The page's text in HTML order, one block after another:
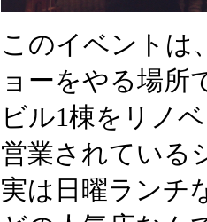
このイベントは
ョーをやる場所
ビル1棟をリノ
営業されている
実は日曜ランチ